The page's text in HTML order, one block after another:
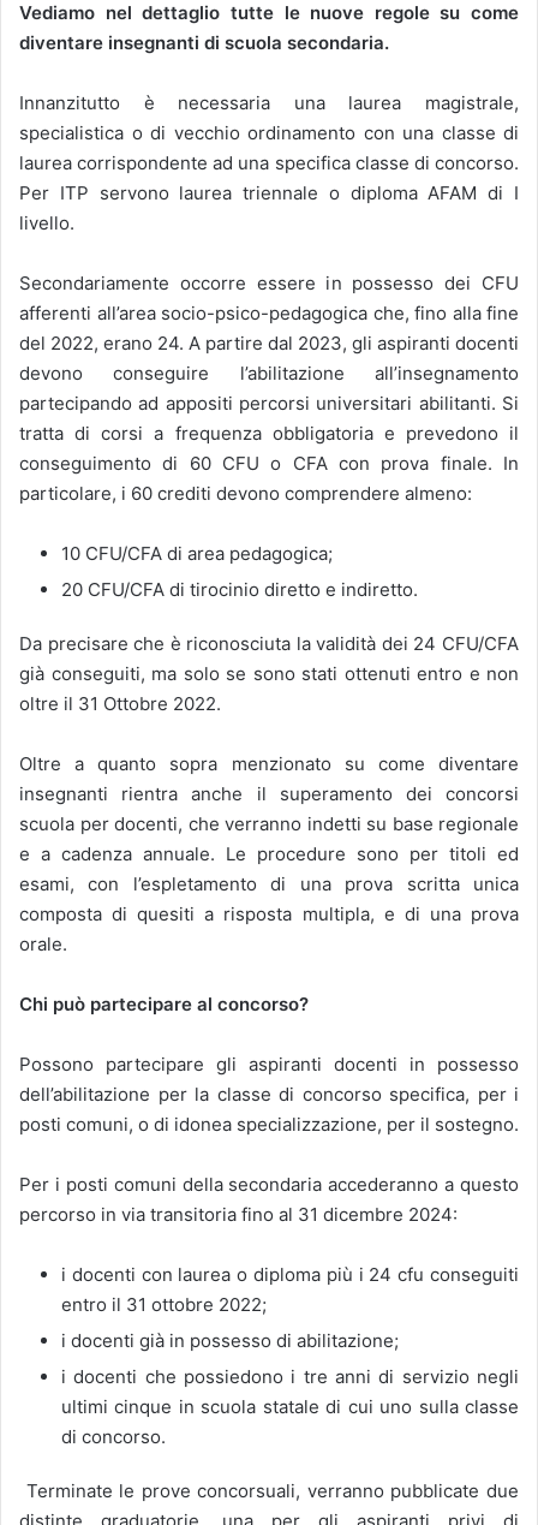
Vediamo nel dettaglio tutte le nuove regole su come
diventare insegnanti di scuola secondaria.
Innanzitutto è necessaria una laurea magistrale,
specialistica o di vecchio ordinamento con una classe di
laurea corrispondente ad una specifica classe di concorso.
Per ITP servono laurea triennale o diploma AFAM di I
livello.
Secondariamente occorre essere in possesso dei CFU
afferenti all’area socio-psico-pedagogica che, fino alla fine
del 2022, erano 24. A partire dal 2023, gli aspiranti docenti
devono conseguire l’abilitazione all’insegnamento
partecipando ad appositi percorsi universitari abilitanti. Si
tratta di corsi a frequenza obbligatoria e prevedono il
conseguimento di 60 CFU o CFA con prova finale. In
particolare, i 60 crediti devono comprendere almeno:
10 CFU/CFA di area pedagogica;
20 CFU/CFA di tirocinio diretto e indiretto.
Da precisare che è riconosciuta la validità dei 24 CFU/CFA
già conseguiti, ma solo se sono stati ottenuti entro e non
oltre il 31 Ottobre 2022.
Oltre a quanto sopra menzionato su come diventare
insegnanti rientra anche il superamento dei concorsi
scuola per docenti, che verranno indetti su base regionale
e a cadenza annuale. Le procedure sono per titoli ed
esami, con l’espletamento di una prova scritta unica
composta di quesiti a risposta multipla, e di una prova
orale.
Chi può partecipare al concorso?
Possono partecipare gli aspiranti docenti in possesso
dell’abilitazione per la classe di concorso specifica, per i
posti comuni, o di idonea specializzazione, per il sostegno.
Per i posti comuni della secondaria accederanno a questo
percorso in via transitoria fino al 31 dicembre 2024:
i docenti con laurea o diploma più i 24 cfu conseguiti
entro il 31 ottobre 2022;
i docenti già in possesso di abilitazione;
i docenti che possiedono i tre anni di servizio negli
ultimi cinque in scuola statale di cui uno sulla classe
di concorso.
Terminate le prove concorsuali, verranno pubblicate due